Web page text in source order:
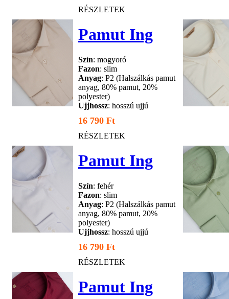
RÉSZLETEK
Pamut Ing
Szín: mogyoró
Fazon: slim
Anyag: P2 (Halszálkás pamut
anyag, 80% pamut, 20%
polyester)
Ujjhossz: hosszú ujjú
16 790 Ft
RÉSZLETEK
Pamut Ing
Szín: fehér
Fazon: slim
Anyag: P2 (Halszálkás pamut
anyag, 80% pamut, 20%
polyester)
Ujjhossz: hosszú ujjú
16 790 Ft
RÉSZLETEK
Pamut Ing